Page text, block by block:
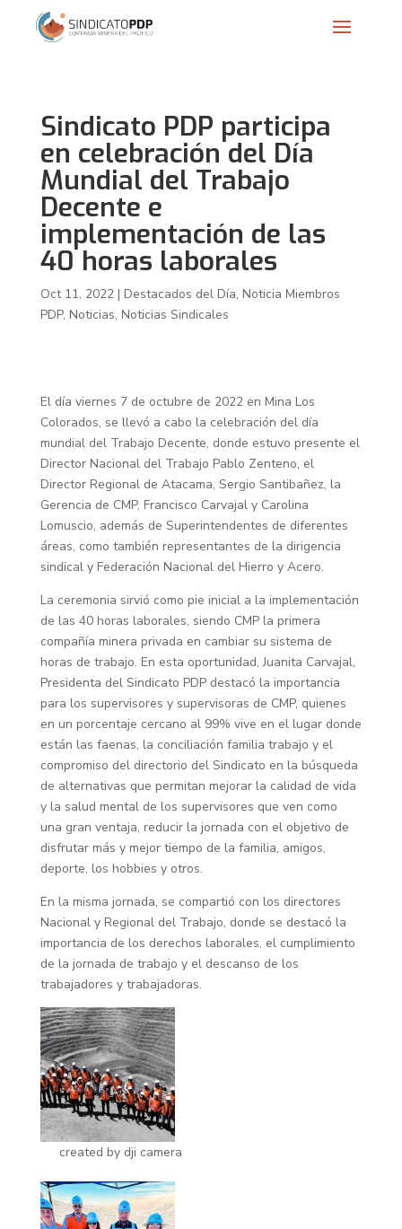
Sindicato PDP participa
en celebración del Día
Mundial del Trabajo
Decente e
implementación de las
40 horas laborales
Oct 11, 2022| Destacados del Día, Noticia Miembros
PDP, Noticias, Noticias Sindicales
El día viernes 7 de octubre de 2022 en Mina Los
Colorados, se llevó a cabo la celebración del día
mundial del Trabajo Decente, donde estuvo presente el
Director Nacional del Trabajo Pablo Zenteno, el
Director Regional de Atacama, Sergio Santibañez, la
Gerencia de CMP, Francisco Carvajal y Carolina
Lomuscio, además de Superintendentes de diferentes
áreas, como también representantes de la dirigencia
sindical y Federación Nacional del Hierro y Acero.
La ceremonia sirvió como pie inicial a la implementación
de las 40 horas laborales, siendo CMP la primera
compañía minera privada en cambiar su sistema de
horas de trabajo. En esta oportunidad, Juanita Carvajal,
Presidenta del Sindicato PDP destacó la importancia
para los supervisores y supervisoras de CMP, quienes
en un porcentaje cercano al 99% vive en el lugar donde
están las faenas, la conciliación familia trabajo y el
compromiso del directorio del Sindicato en la búsqueda
de alternativas que permitan mejorar la calidad de vida
y la salud mental de los supervisores que ven como
una gran ventaja, reducir la jornada con el objetivo de
disfrutar más y mejor tiempo de la familia, amigos,
deporte, los hobbies y otros.
En la misma jornada, se compartió con los directores
Nacional y Regional del Trabajo, donde se destacó la
importancia de los derechos laborales, el cumplimiento
de la jornada de trabajo y el descanso de los
trabajadores y trabajadoras.
created by dji camera